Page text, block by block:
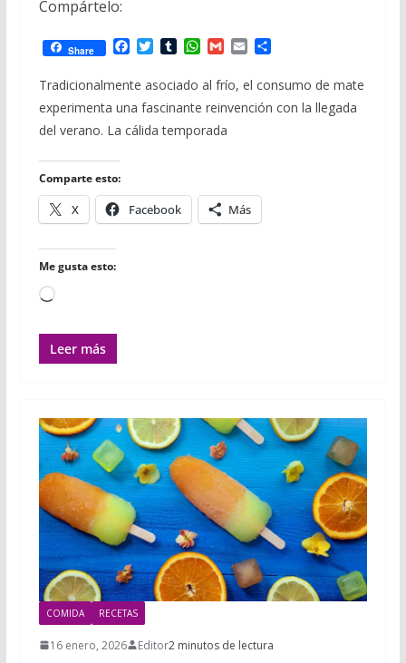
Compártelo:
Share
F
c
e
b
o
T
i
t
t
e
T
m
b
l
r
W
a
t
s
A
G
a
i
l
E
a
i
l
C
m
p
a
Tradicionalmente asociado al frío, el consumo de mate
experimenta una fascinante reinvención con la llegada
del verano. La cálida temporada
Comparte esto:
X Facebook Más
Me gusta esto:
Cargando...
Leer más
COMIDA RECETAS
16 enero, 2026 Editor2 minutos de lectura